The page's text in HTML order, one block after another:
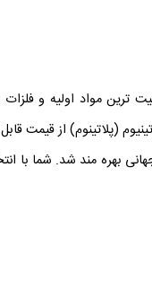
ترین مواد اولیه و
(پلاتینوم) از قیمت
بهره مند شد. شما با